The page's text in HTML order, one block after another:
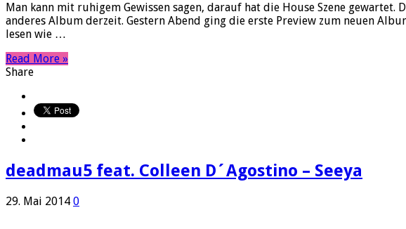
Man kann mit ruhigem Gewissen sagen, darauf hat die House Szene
anderes Album derzeit. Gestern Abend ging die erste Preview zum neuen
lesen wie …
Read More »
Share
deadmau5 feat. Colleen D´Agostino – Seeya
29. Mai 2014 0